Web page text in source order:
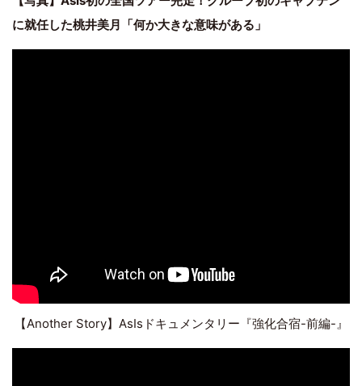
に就任した桃井美月「何か大きな意味がある」
【Another Story】AsIsドキュメンタリー『強化合宿-前編-』